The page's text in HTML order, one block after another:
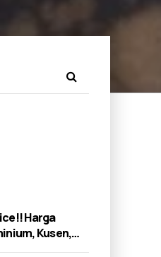
Harga
Kusen,
di Solo 2026